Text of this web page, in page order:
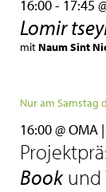
16:00 - 17:45
Lomir
mit Naum Sint
Nur am Samstag
16:00 @
Bookund